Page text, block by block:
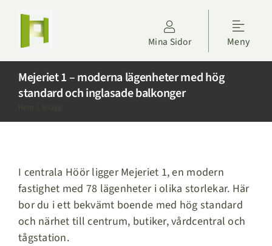
innehållet
Mina Sidor
Toggle
Hyresgäster
Nyheter
Projektdagbok
Meny
Mejeriet 1 – moderna lägenheter med hög
standard och inglasade balkonger
I centrala Höör ligger Mejeriet 1, en modern
fastighet med 78 lägenheter i olika storlekar. Här
bor du i ett bekvämt boende med hög standard
och närhet till centrum, butiker, vårdcentral och
tågstation.